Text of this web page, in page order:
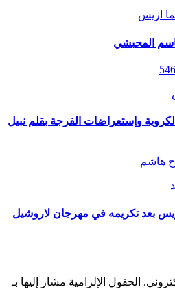
ازيس
المحبشي
الكروية وإستعراضات الفرجة بقلم نبيل
بعد تكريمه في مهرجان لاروشيل
الحقول الإلزامية مشار إليها بـ